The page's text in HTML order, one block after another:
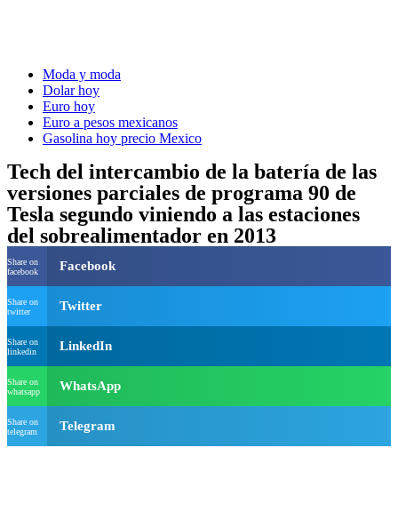
Moda y moda
Dolar hoy
Euro hoy
Euro a pesos mexicanos
Gasolina hoy precio Mexico
Tech del intercambio de la batería de las
versiones parciales de programa 90 de
Tesla segundo viniendo a las estaciones
del sobrealimentador en 2013
Share on
facebook
Facebook
Share on
twitter
Twitter
Share on
linkedin
LinkedIn
Share on
whatsapp
WhatsApp
Share on
telegram
Telegram